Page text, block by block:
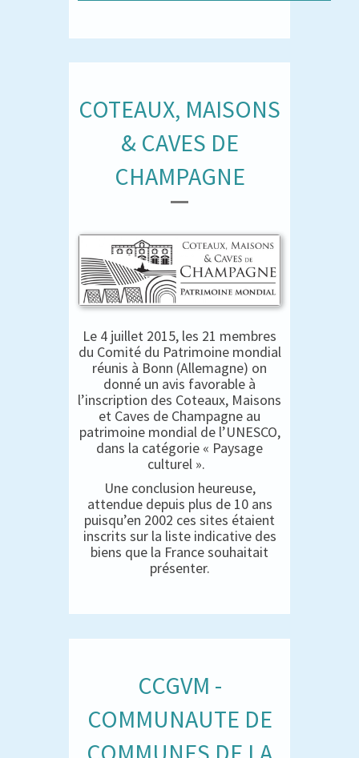
COTEAUX, MAISONS
& CAVES DE
CHAMPAGNE
Le 4 juillet 2015, les 21 membres
du Comité du Patrimoine mondial
réunis à Bonn (Allemagne) on
donné un avis favorable à
l’inscription des Coteaux, Maisons
et Caves de Champagne au
patrimoine mondial de l’UNESCO,
dans la catégorie « Paysage
culturel ».
Une conclusion heureuse,
attendue depuis plus de 10 ans
puisqu’en 2002 ces sites étaient
inscrits sur la liste indicative des
biens que la France souhaitait
présenter.
CCGVM -
COMMUNAUTE DE